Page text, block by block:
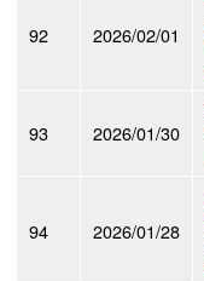
92 2026/02/01
93 2026/01/30
94 2026/01/28